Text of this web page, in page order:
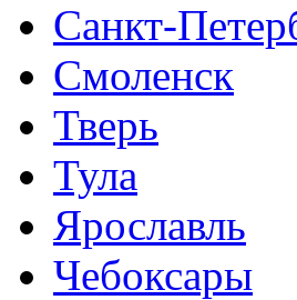
Санкт-
Смоленск
Тверь
Тула
Ярославль
Чебоксары